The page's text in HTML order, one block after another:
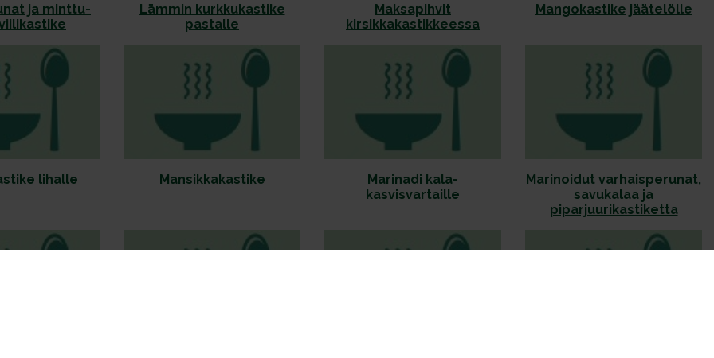
ja minttu-
Lämmin kurkkukastike
pastalle
Maksapihvit
kirsikkakastikkeessa
Mangokastike jäätelölle
lihalle Mansikkakastike
Marinadi kala-
kasvisvartaille
Marinoidut varhaisperunat,
savukalaa ja
piparjuurikastiketta